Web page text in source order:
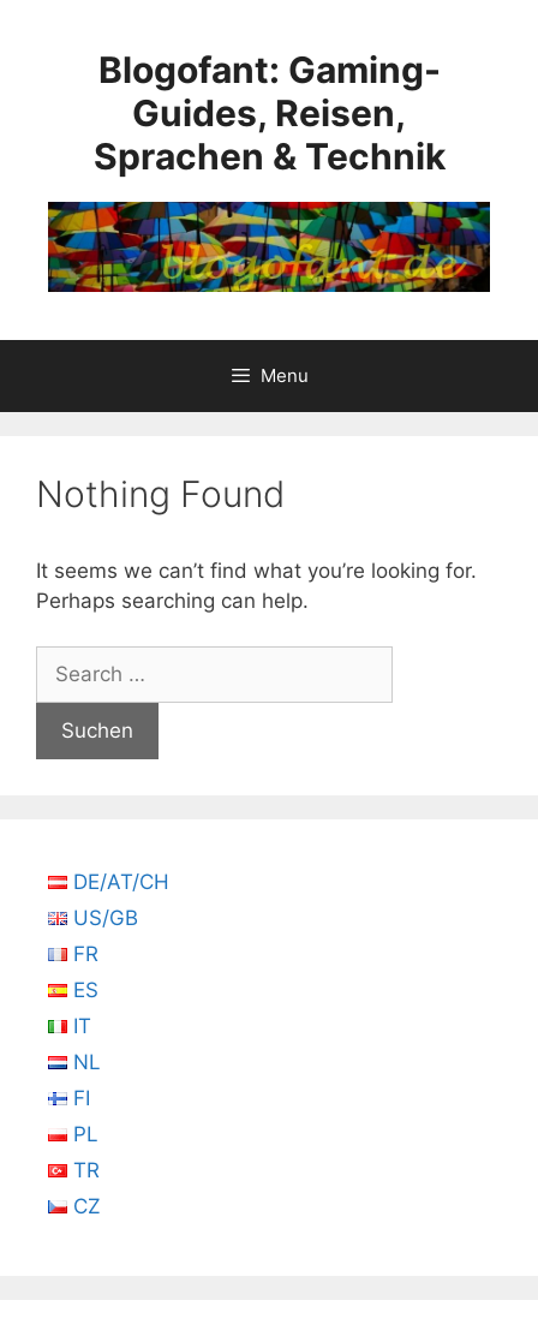
Blogofant: Gaming-
Guides, Reisen,
Sprachen & Technik
Menu
Nothing Found
It seems we can’t find what you’re looking for.
Perhaps searching can help.
Suchen
nach:
DE/AT/CH
US/GB
FR
ES
IT
NL
FI
PL
TR
CZ